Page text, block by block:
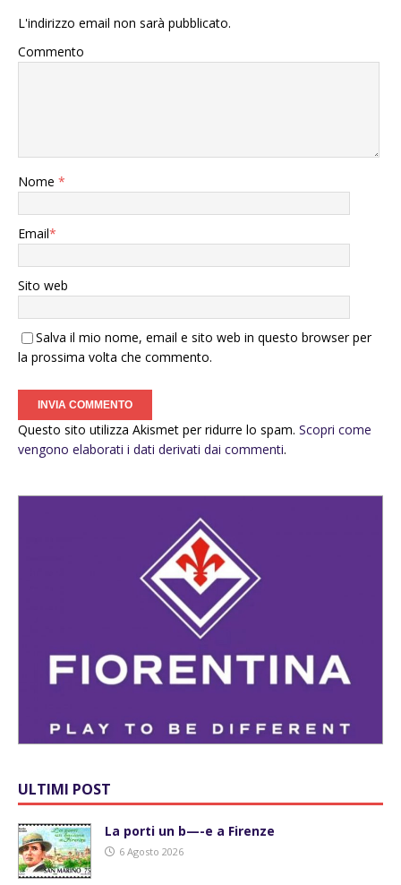
L'indirizzo email non sarà pubblicato.
Commento
Nome *
Email*
Sito web
Salva il mio nome, email e sito web in questo browser per
la prossima volta che commento.
Questo sito utilizza Akismet per ridurre lo spam. Scopri come
vengono elaborati i dati derivati dai commenti.
ULTIMI POST
La porti un b—-e a Firenze
6 Agosto 2026